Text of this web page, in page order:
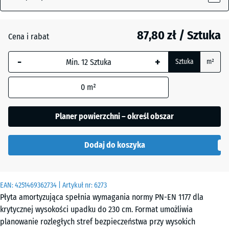
EAN:4251469362734 | Artykuł nr:6273
Płyta amortyzująca spełnia wymagania normy PN-EN 1177 dla
krytycznej wysokości upadku do 230 cm. Format umożliwia
planowanie rozległych stref bezpieczeństwa przy wysokich
Antracyt - 8,30 zł
Beż
+ 11,70 zł
nieba
+ 9,60 zł
ceglasty
- 7,10 zł
Szary
Cena i rabat 87,80 zł / Sztuka
- + Sztuka m²
0 m²
Planer powierzchni – określ obszar
Dodaj do koszyka